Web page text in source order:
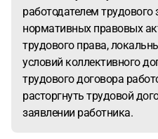
работодателем
нормативных правовых
трудового права,
условий коллективного
трудового договора
расторгнуть трудовой
заявлении работника.